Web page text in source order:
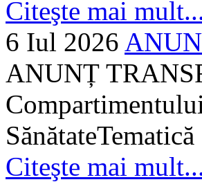
Citeşte mai
6 Iul 2026
ANUNȚ
Citeşte mai